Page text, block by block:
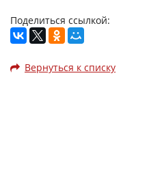
Поделиться ссылкой:
Вернуться к списку